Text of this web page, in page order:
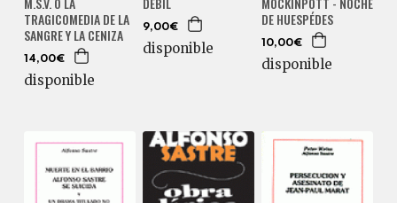
TRAGICOMEDIA DE LA
SANGRE Y LA CENIZA
14,00€
disponible
9,00€
disponible
DE HUESPÉDES
10,00€
disponible